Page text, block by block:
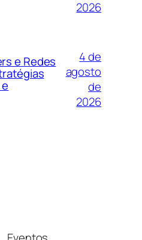
2026
e Redes
4 de
agosto
de
2026